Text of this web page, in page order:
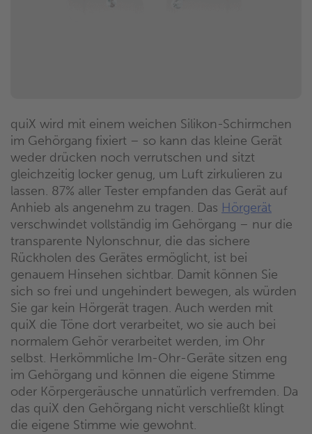
quiX wird mit einem weichen Silikon-Schirmchen
im Gehörgang fixiert – so kann das kleine Gerät
weder drücken noch verrutschen und sitzt
gleichzeitig locker genug, um Luft zirkulieren zu
lassen. 87% aller Tester empfanden das Gerät auf
Anhieb als angenehm zu tragen. Das Hörgerät
verschwindet vollständig im Gehörgang – nur die
transparente Nylonschnur, die das sichere
Rückholen des Gerätes ermöglicht, ist bei
genauem Hinsehen sichtbar. Damit können Sie
sich so frei und ungehindert bewegen, als würden
Sie gar kein Hörgerät tragen. Auch werden mit
quiX die Töne dort verarbeitet, wo sie auch bei
normalem Gehör verarbeitet werden, im Ohr
selbst. Herkömmliche Im-Ohr-Geräte sitzen eng
im Gehörgang und können die eigene Stimme
oder Körpergeräusche unnatürlich verfremden. Da
das quiX den Gehörgang nicht verschließt klingt
die eigene Stimme wie gewohnt.